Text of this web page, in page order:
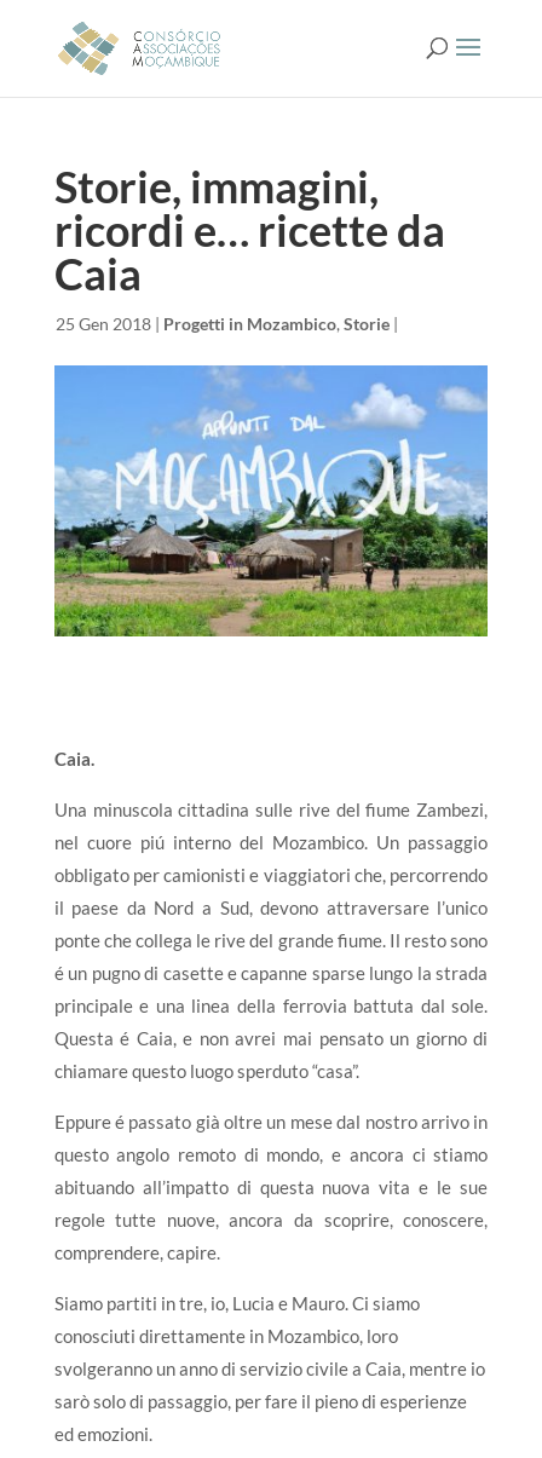
Storie, immagini,
ricordi e… ricette da
Caia
25 Gen 2018| Progetti in Mozambico, Storie|
Caia.
Una minuscola cittadina sulle rive del fiume Zambezi,
nel cuore piú interno del Mozambico. Un passaggio
obbligato per camionisti e viaggiatori che, percorrendo
il paese da Nord a Sud, devono attraversare l’unico
ponte che collega le rive del grande fiume. Il resto sono
é un pugno di casette e capanne sparse lungo la strada
principale e una linea della ferrovia battuta dal sole.
Questa é Caia, e non avrei mai pensato un giorno di
chiamare questo luogo sperduto “casa”.
Eppure é passato già oltre un mese dal nostro arrivo in
questo angolo remoto di mondo, e ancora ci stiamo
abituando all’impatto di questa nuova vita e le sue
regole tutte nuove, ancora da scoprire, conoscere,
comprendere, capire.
Siamo partiti in tre, io, Lucia e Mauro. Ci siamo
conosciuti direttamente in Mozambico, loro
svolgeranno un anno di servizio civile a Caia, mentre io
sarò solo di passaggio, per fare il pieno di esperienze
ed emozioni.